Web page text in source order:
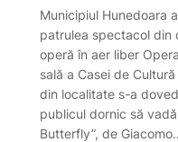
Municipiul Hunedoara
patrulea spectacol din
operă în aer liber
sală a Casei de
din localitate s-a
publicul dornic să
Butterfly”, de